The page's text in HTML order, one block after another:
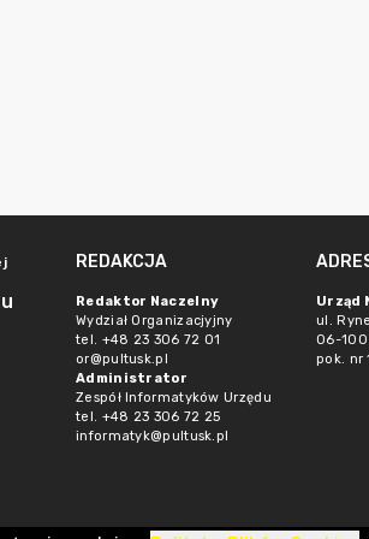
REDAKCJA
Redaktor Naczelny
Wydział Organizacjyjny
tel. +48 23 306 72 01
or@pultusk.pl
Administrator
Zespół Informatyków Urzędu
tel. +48 23 306 72 25
informatyk@pultusk.pl
Urząd
ul.
06-100
pok. nr